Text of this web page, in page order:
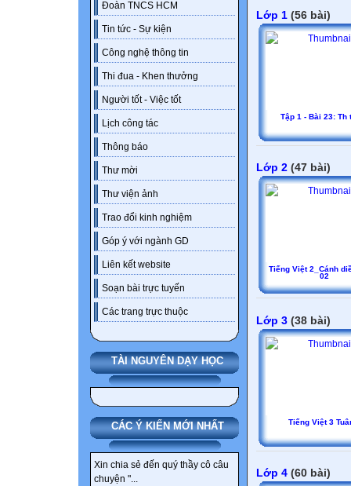
Đoàn TNCS HCM
Tin tức - Sự kiện
Công nghệ thông tin
Thi đua - Khen thưởng
Người tốt - Việc tốt
Lịch công tác
Thông báo
Thư mời
Thư viện ảnh
Trao đổi kinh nghiệm
Góp ý với ngành GD
Liên kết website
Soạn bài trực tuyến
Các trang trực thuộc
TÀI NGUYÊN DẠY HỌC
CÁC Ý KIẾN MỚI NHẤT
Xin chia sẻ đến quý thầy cô câu
chuyện "...
Lớp 1 (56 bài)
Tập 1 - Bài 23: Th
Lớp 2 (47 bài)
Tiếng Việt 2_Cánh
02
Lớp 3 (38 bài)
Tiếng Việt 3
Lớp 4 (60 bài)